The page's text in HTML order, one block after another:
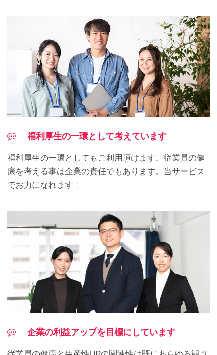
福利厚生の一環として考えています
福利厚生の一環としてもご利用頂けます。従業員の健
康を考える事は企業の責任でもあります。当サービス
でお力になれます！
企業の利益アップを目標にしています